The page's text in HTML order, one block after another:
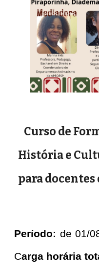
Curso de
História e
para docentes
Período: de 01/
Carga horária